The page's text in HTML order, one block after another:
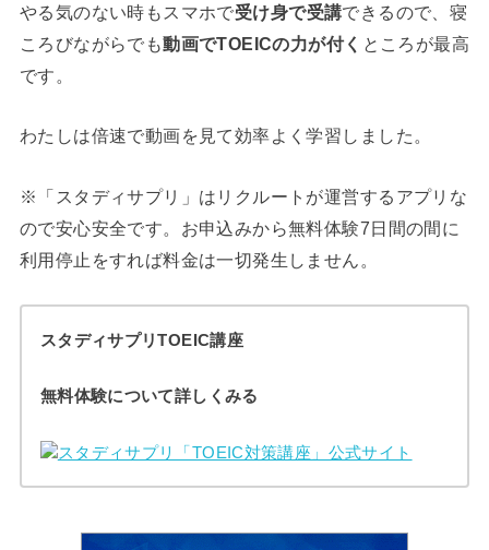
やる気のない時もスマホで受け身で受講できるので、寝
ころびながらでも動画でTOEICの力が付く ところが最高
です。
わたしは倍速で動画を見て効率よく学習しました。
※「スタディサプリ」はリクルートが運営するアプリな
ので安心安全です。お申込みから無料体験7日間の間に
利用停止をすれば料金は一切発生しません。
スタディサプリTOEIC講座
無料体験について詳しくみる
スタディサプリ「TOEIC対策講座」公式サイト